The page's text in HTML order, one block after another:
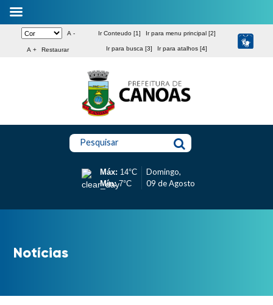
A -
A + Restaurar
Ir Conteudo [1] Ir para menu principal [2]
Ir para busca [3] Ir para atalhos [4]
Pesquisar
Máx: 14°C
Mín:7°C
Domingo,
09 de Agosto
Notícias